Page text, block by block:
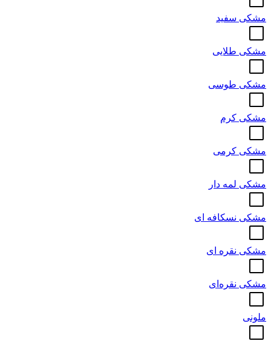
مشکی سفید
مشکی طلایی
مشکی طوسی
مشکی کرم
مشکی کرمی
مشکی لمه دار
مشکی نسکافه ای
مشکی نقره ای
مشکی نقره‌ای
ملونی